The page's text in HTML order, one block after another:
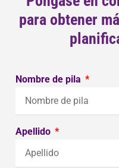
para obtener
Nombre de pila
Apellido